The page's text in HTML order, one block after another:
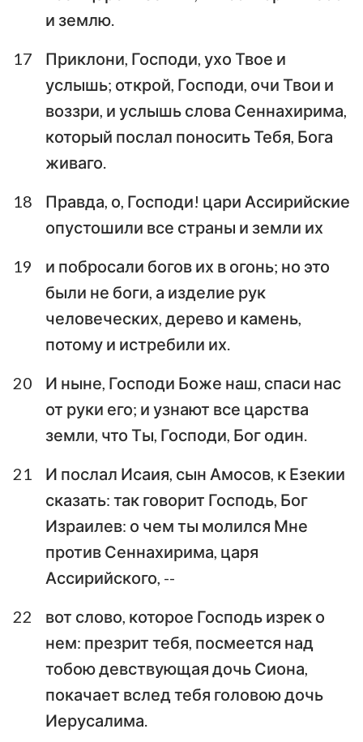
и землю.
17
Приклони, Господи, ухо Твое и
услышь; открой, Господи, очи Твои и
воззри, и услышь слова Сеннахирима,
который послал поносить Тебя, Бога
живаго.
18
Правда, о, Господи! цари Ассирийские
опустошили все страны и земли их
19
и побросали богов их в огонь; но это
были не боги, а изделие рук
человеческих, дерево и камень,
потому и истребили их.
20
И ныне, Господи Боже наш, спаси нас
от руки его; и узнают все царства
земли, что Ты, Господи, Бог один.
21
И послал Исаия, сын Амосов, к Езекии
сказать: так говорит Господь, Бог
Израилев: о чем ты молился Мне
против Сеннахирима, царя
Ассирийского, --
22
вот слово, которое Господь изрек о
нем: презрит тебя, посмеется над
тобою девствующая дочь Сиона,
покачает вслед тебя головою дочь
Иерусалима.